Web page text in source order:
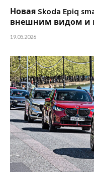
Новая Skoda Epiq
внешним видом и
19.05.2026